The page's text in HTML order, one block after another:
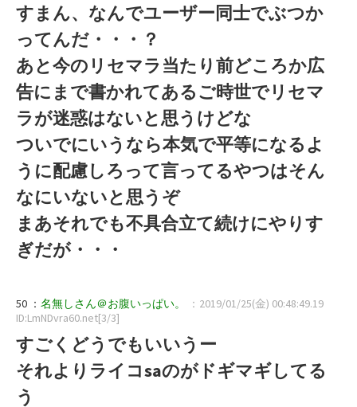
すまん、なんでユーザー同士でぶつか
ってんだ・・・？
あと今のリセマラ当たり前どころか広
告にまで書かれてあるご時世でリセマ
ラが迷惑はないと思うけどな
ついでにいうなら本気で平等になるよ
うに配慮しろって言ってるやつはそん
なにいないと思うぞ
まあそれでも不具合立て続けにやりす
ぎだが・・・
50 ： 名無しさん＠お腹いっぱい。
：2019/01/25(金) 00:48:49.19
ID:LmNDvra60.net[3/3]
すごくどうでもいいうー
それよりライコsaのがドギマギしてる
う